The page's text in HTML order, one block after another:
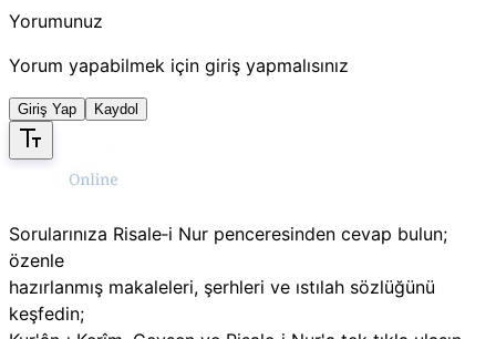
Yorumunuz
Yorum yapabilmek için giriş yapmalısınız
Giriş Yap Kaydol
Sorularınıza Risale‑i Nur penceresinden cevap bulun;
özenle
hazırlanmış makaleleri, şerhleri ve ıstılah sözlüğünü
keşfedin;